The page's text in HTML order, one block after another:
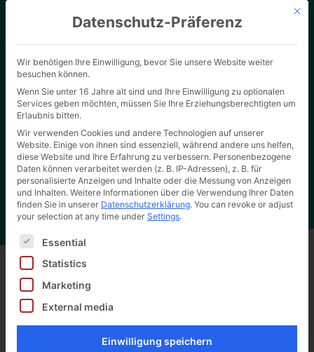
Home page"Save the Date (EN)
Hertel Wiki
Back to all wiki entries
Save the Date (EN)
Mit
Datenschutz-Präferenz
Wir benötigen Ihre Einwilligung, bevor Sie unsere Website weiter
besuchen können.
Wenn Sie unter 16 Jahre alt sind und Ihre Einwilligung zu optionalen
Services geben möchten, müssen Sie Ihre Erziehungsberechtigten um
Erlaubnis bitten.
Wir verwenden Cookies und andere Technologien auf unserer
Website. Einige von ihnen sind essenziell, während andere uns helfen,
diese Website und Ihre Erfahrung zu verbessern. Personenbezogene
Daten können verarbeitet werden (z. B. IP-Adressen), z. B. für
personalisierte Anzeigen und Inhalte oder die Messung von Anzeigen
und Inhalten. Weitere Informationen über die Verwendung Ihrer Daten
finden Sie in unserer Datenschutzerklärung. You can revoke or adjust
your selection at any time under Settings.
Es folgt eine Liste der Service-Gruppen, für die eine
Essential
Statistics
Marketing
External media
Einwilligung speichern